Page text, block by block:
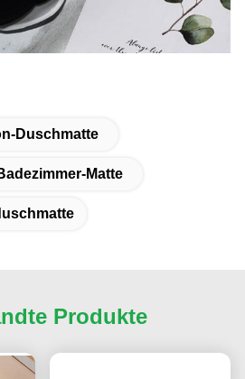
Duschmatte
Matte
Produkte